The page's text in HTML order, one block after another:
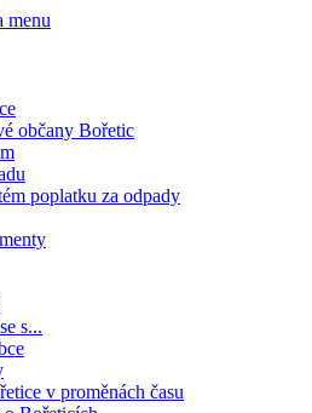
menu
občany Bořetic
poplatku za odpady
s...
v proměnách času